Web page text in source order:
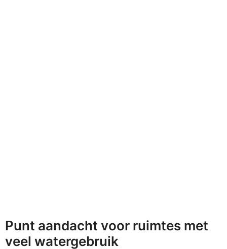
Punt aandacht voor ruimtes met
veel watergebruik